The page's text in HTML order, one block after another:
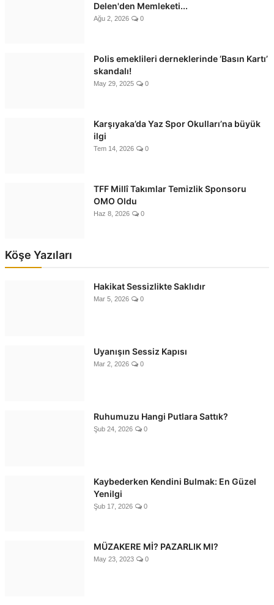
Delen'den Memleketi...
Ağu 2, 2026 0
Polis emeklileri derneklerinde ‘Basın Kartı’
skandalı!
May 29, 2025 0
Karşıyaka’da Yaz Spor Okulları’na büyük
ilgi
Tem 14, 2026 0
TFF Millî Takımlar Temizlik Sponsoru
OMO Oldu
Haz 8, 2026 0
Köşe Yazıları
Hakikat Sessizlikte Saklıdır
Mar 5, 2026 0
Uyanışın Sessiz Kapısı
Mar 2, 2026 0
Ruhumuzu Hangi Putlara Sattık?
Şub 24, 2026 0
Kaybederken Kendini Bulmak: En Güzel
Yenilgi
Şub 17, 2026 0
MÜZAKERE Mİ? PAZARLIK MI?
May 23, 2023 0